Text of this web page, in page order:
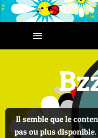
menu
Il semble que le
pas ou plus